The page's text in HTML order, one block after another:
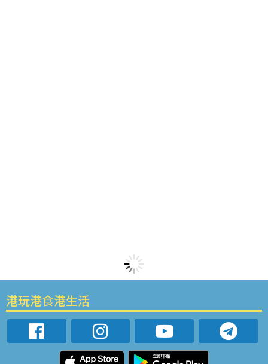
港玩港食港生活